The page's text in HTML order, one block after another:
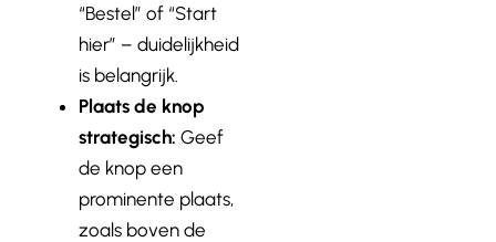
“Bestel” of “Start
hier” – duidelijkheid
is belangrijk.
Plaats de knop
strategisch: Geef
de knop een
prominente plaats,
zoals boven de